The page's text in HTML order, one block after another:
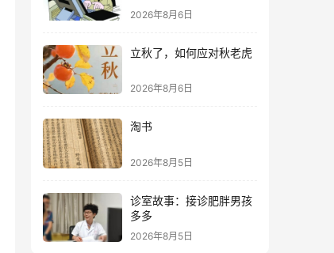
2026年8月6日
立秋了，如何应对秋老虎
2026年8月6日
淘书
2026年8月5日
诊室故事：接诊肥胖男孩
多多
2026年8月5日